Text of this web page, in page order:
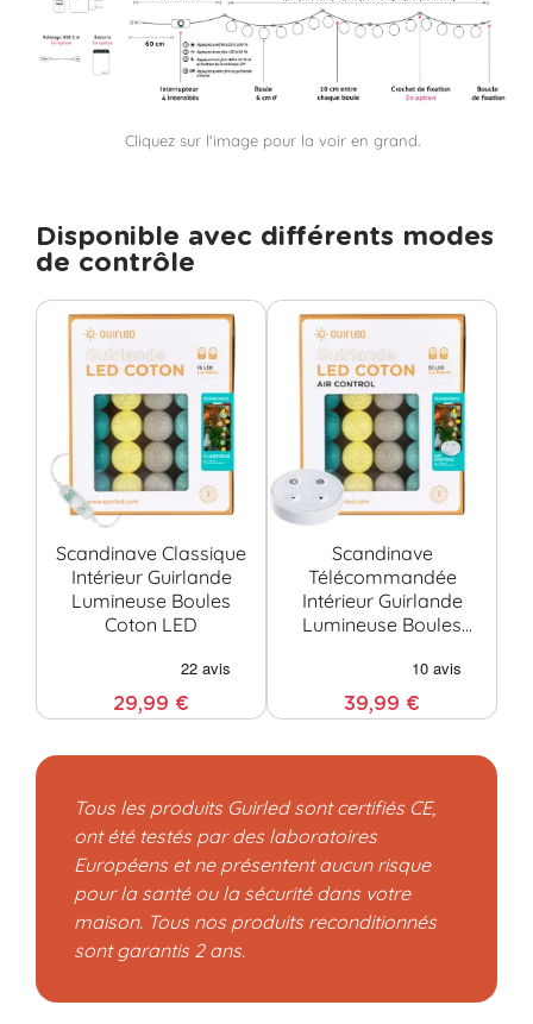
Cliquez sur l'image pour la voir en grand.
Disponible avec différents modes
de contrôle
Scandinave Classique
Intérieur Guirlande
Lumineuse Boules
Coton LED
29,99 €
Scandinave
Télécommandée
Intérieur Guirlande
Lumineuse Boules
39,99 €
Tous les produits Guirled sont certifiés CE,
ont été testés par des laboratoires
Européens et ne présentent aucun risque
pour la santé ou la sécurité dans votre
maison. Tous nos produits reconditionnés
sont garantis 2 ans.